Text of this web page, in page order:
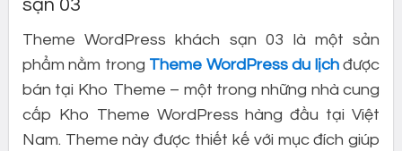
sạn 03
Theme WordPress khách sạn 03 là một sản
phẩm nằm trong Theme WordPress du lịch được
bán tại Kho Theme – một trong những nhà cung
cấp Kho Theme WordPress hàng đầu tại Việt
Nam. Theme này được thiết kế với mục đích giúp